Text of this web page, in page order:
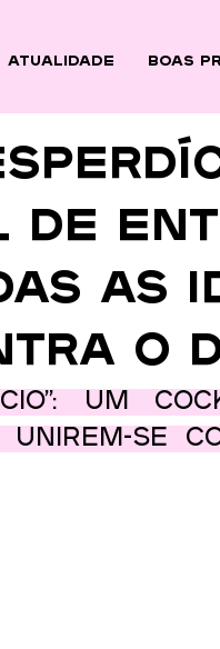
ATUALIDADE BOAS
de
as
o
um
unirem-se